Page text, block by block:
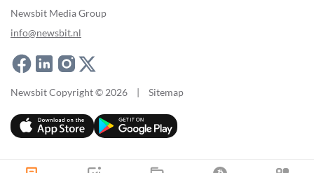
Newsbit Media Group
info@newsbit.nl
Newsbit Copyright © 2026 | Sitemap